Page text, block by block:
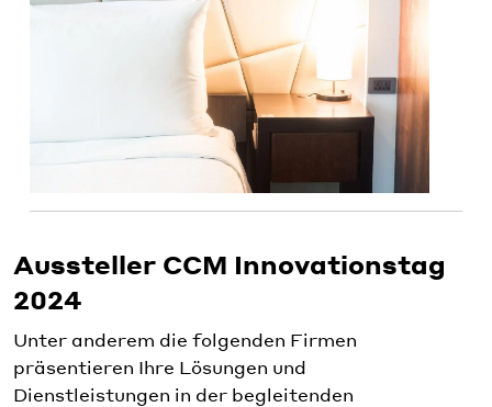
Aussteller CCM Innovationstag
2024
Unter anderem die folgenden Firmen
präsentieren Ihre Lösungen und
Dienstleistungen in der begleitenden